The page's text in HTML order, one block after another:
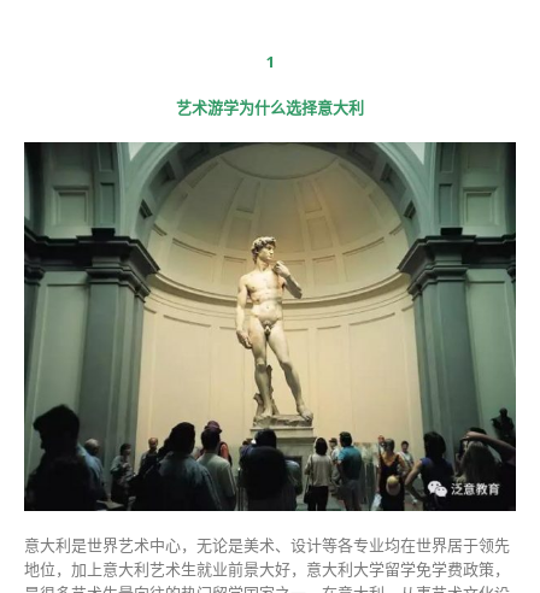
1
艺术游学为什么选择意大利
意大利是世界艺术中心，无论是美术、设计等各专业均在世界居于领先
地位，加上意大利艺术生就业前景大好，意大利大学留学免学费政策，